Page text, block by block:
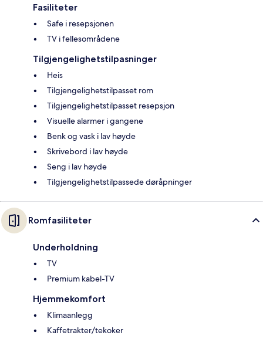
Fasiliteter
Safe i resepsjonen
TV i fellesområdene
Tilgjengelighetstilpasninger
Heis
Tilgjengelighetstilpasset rom
Tilgjengelighetstilpasset resepsjon
Visuelle alarmer i gangene
Benk og vask i lav høyde
Skrivebord i lav høyde
Seng i lav høyde
Tilgjengelighetstilpassede døråpninger
Romfasiliteter
Underholdning
TV
Premium kabel-TV
Hjemmekomfort
Klimaanlegg
Kaffetrakter/tekoker